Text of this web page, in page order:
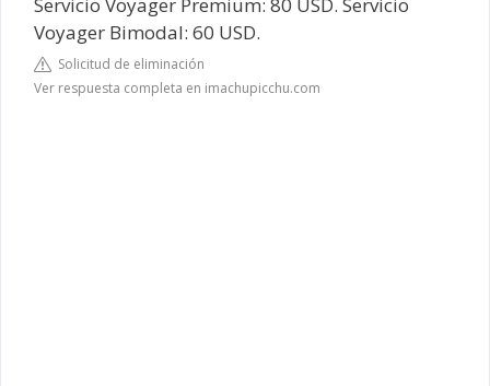
Servicio Voyager Premium: 80 USD. Servicio
Voyager Bimodal: 60 USD.
Solicitud de eliminación
Ver respuesta completa en imachupicchu.com